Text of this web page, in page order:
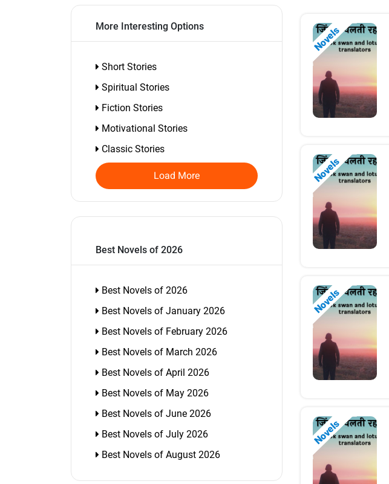
More Interesting Options
Short Stories
Spiritual Stories
Fiction Stories
Motivational Stories
Classic Stories
Load More
Best Novels of 2026
Best Novels of 2026
Best Novels of January 2026
Best Novels of February 2026
Best Novels of March 2026
Best Novels of April 2026
Best Novels of May 2026
Best Novels of June 2026
Best Novels of July 2026
Best Novels of August 2026
Novels
Novels
Novels
Novels